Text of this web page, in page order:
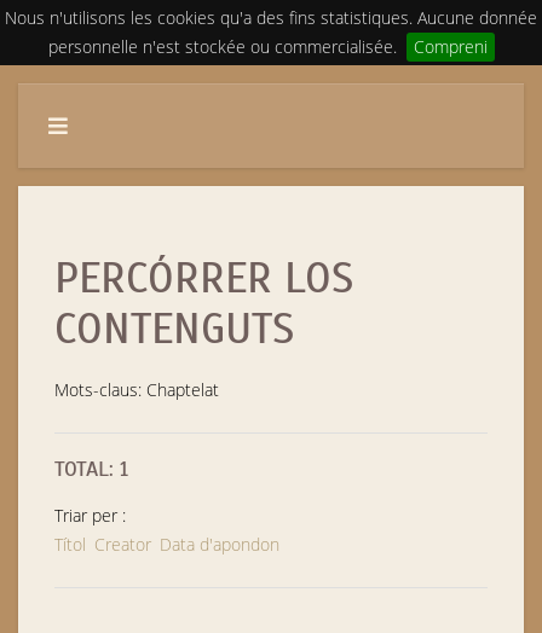
Nous n'utilisons les cookies qu'a des fins statistiques. Aucune donnée
personnelle n'est stockée ou commercialisée.
Compreni
PERCÓRRER LOS
CONTENGUTS
Mots-claus: Chaptelat
TOTAL: 1
Triar per :
Títol Creator Data d'apondon